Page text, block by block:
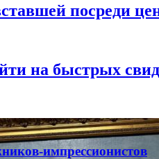
посреди
на быстрых
импрессионистов